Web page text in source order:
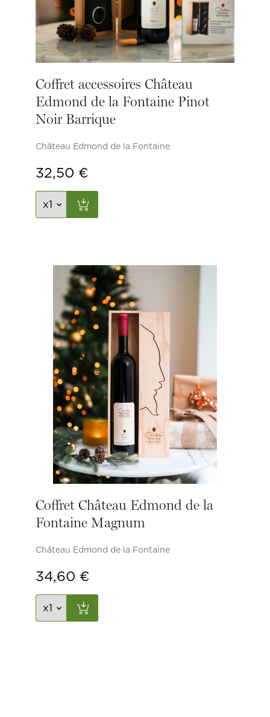
Coffret accessoires Château
Edmond de la Fontaine Pinot
Noir Barrique
Château Edmond de la Fontaine
32,50 €
Coffret Château Edmond de la
Fontaine Magnum
Château Edmond de la Fontaine
34,60 €